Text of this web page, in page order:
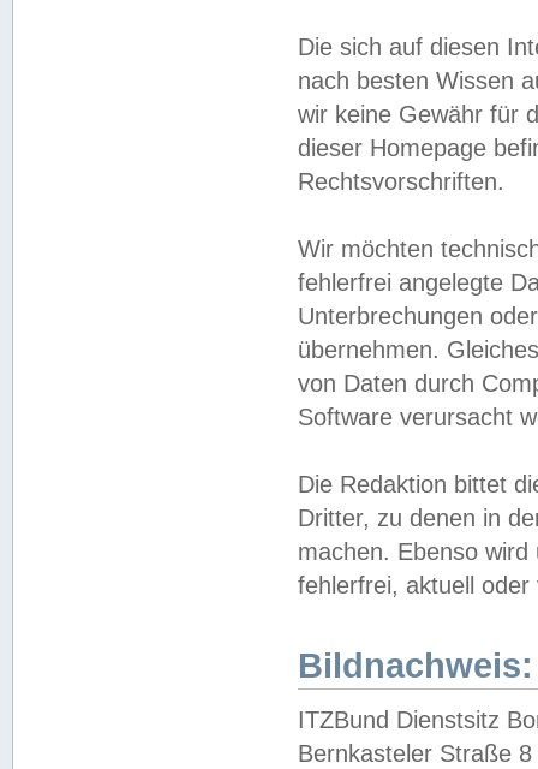
Die sich auf diesen
nach besten Wissen
wir keine Gewähr für
dieser Homepage
Rechtsvorschriften.
Wir möchten
fehlerfrei angelegte
Unterbrechungen
übernehmen.
von Daten durch
Software verursacht
Die Redaktion bittet
Dritter, zu denen in
machen. Ebenso
fehlerfrei, aktuell oder
Bildnachweis:
ITZBund Dienstsitz
Bernkasteler Straße 8